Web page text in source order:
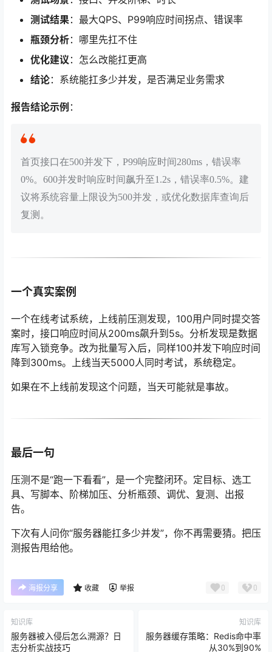
测试结果：最大QPS、P99响应时间拐点、错误率
瓶颈分析：哪里先扛不住
优化建议 ：怎么改能扛更高
结论：系统能扛多少并发，是否满足业务需求
报告结论示例 ：
首页接口在500并发下，P99响应时间280ms，错误率
0%。600并发时响应时间飙升至1.2s，错误率0.5%。建
议将系统容量上限设为500并发，或优化数据库查询后
复测。
一个真实案例
一个在线考试系统，上线前压测发现，100用户同时提交答
案时，接口响应时间从200ms飙升到5s。分析发现是数据
库写入锁竞争。改为批量写入后，同样100并发下响应时间
降到300ms。上线当天5000人同时考试，系统稳定。
如果在不上线前发现这个问题，当天可能就是事故。
最后一句
压测不是“跑一下看看”，是一个完整闭环。定目标、选工
具、写脚本、阶梯加压、分析瓶颈、调优、复测、出报
告。
下次有人问你“服务器能扛多少并发”，你不再需要猜。把压
测报告甩给他。
海报分享 收藏 举报 0 0
知识库
服务器被入侵后怎么溯源？日
志分析实战技巧
知识库
服务器缓存策略：Redis命中率
从30%到90%